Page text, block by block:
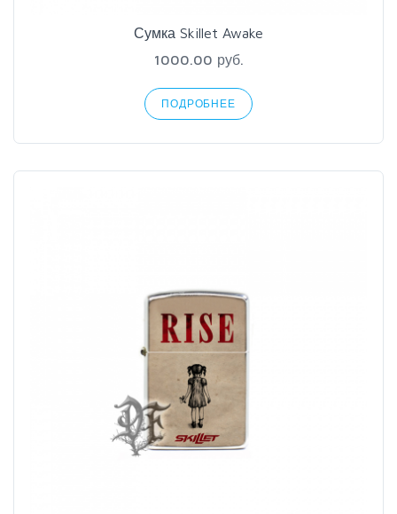
Сумка Skillet Awake
1000.00 руб.
ПОДРОБНЕЕ